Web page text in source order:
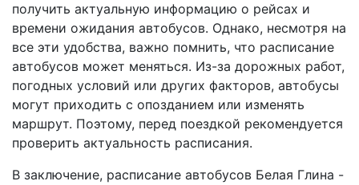
получить актуальную информацию о рейсах и
времени ожидания автобусов. Однако, несмотря на
все эти удобства, важно помнить, что расписание
автобусов может меняться. Из-за дорожных работ,
погодных условий или других факторов, автобусы
могут приходить с опозданием или изменять
маршрут. Поэтому, перед поездкой рекомендуется
проверить актуальность расписания.
В заключение, расписание автобусов Белая Глина -